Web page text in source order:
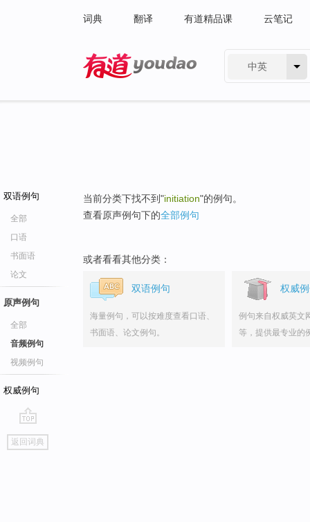
词典 翻译 有道精品课 云笔记
中英
双语例句
全部
口语
书面语
论文
原声例句
全部
音频例句
视频例句
权威例句
go
top
返回词典
当前分类下找不到"initiation"的例句。
查看原声例句下的全部例句
或者看看其他分类：
双语例句
海量例句，可以按难度查看口语、
书面语、论文例句。
权威
例句来自权威英文
等，提供最专业的